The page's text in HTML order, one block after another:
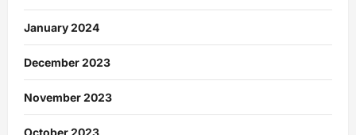
January 2024
December 2023
November 2023
October 2023